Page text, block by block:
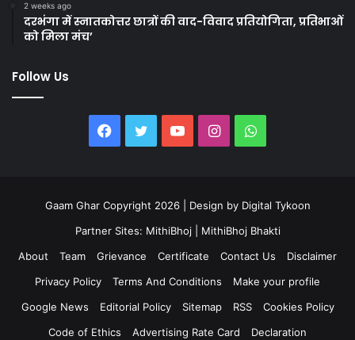
2 weeks ago
दरभंगा में स्नातकोत्तर छात्रों की वाद-विवाद प्रतियोगिता, प्रतिभाओं
को मिला मंच’
Follow Us
Facebook
TwitterYouTubeInstagramWhatsApp
Gaam Ghar Copyright 2026 | Design by Digital Tykoon
Partner Sites: MithiBhoj
MithiBhoj Bhakti
About
Team Grievance Certificate Contact Us
Disclaimer
Privacy Policy
Terms And Conditions
Make your profile
Google News
Editorial Policy Sitemap RSS
Cookies Policy
Code of Ethics
Advertising Rate Card Declaration